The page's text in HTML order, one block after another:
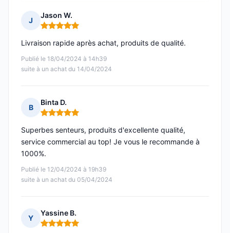
J
Jason W.
Note : 5 sur 5
Publié le 18/04/2024 à 14h39
suite à un achat du 14/04/2024
Livraison rapide après achat, produits de qualité.
B
Binta D.
Note : 5 sur 5
Publié le 12/04/2024 à 19h39
suite à un achat du 05/04/2024
Superbes senteurs, produits d'excellente qualité,
service commercial au top! Je vous le recommande à
1000%.
Y
Yassine B.
Note : 5 sur 5